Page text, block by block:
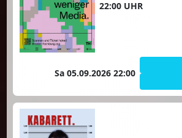
22:00 UHR
Sa 05.09.2026 22:00